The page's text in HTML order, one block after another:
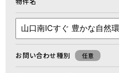
お問い合わせ種別 任意